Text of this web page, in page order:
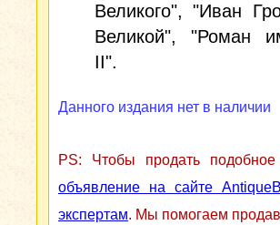
Великого", "Иван
Великой", "Роман
II".
Данного издания нет в наличии
PS: Чтобы продать
объявление на сайте
экспертам. Мы помогаем